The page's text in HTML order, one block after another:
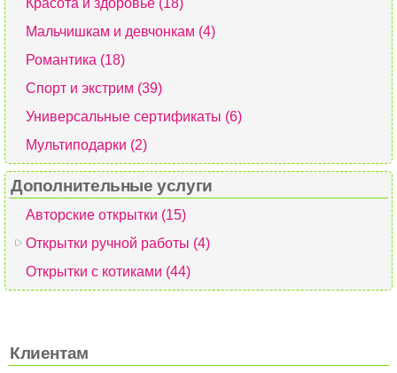
Красота и здоровье (18)
Мальчишкам и девчонкам (4)
Романтика (18)
Спорт и экстрим (39)
Универсальные сертификаты (6)
Мультиподарки (2)
Дополнительные услуги
Авторские открытки (15)
Открытки ручной работы (4)
Открытки с котиками (44)
Клиентам